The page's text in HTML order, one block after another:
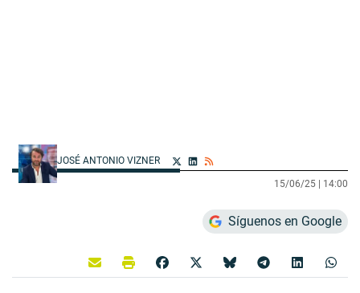
JOSÉ ANTONIO VIZNER
15/06/25 | 14:00
Síguenos en Google